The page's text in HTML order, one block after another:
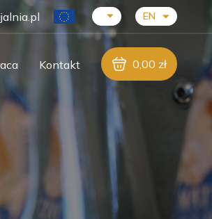
EN
Kontakt 0,00 zł